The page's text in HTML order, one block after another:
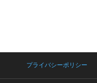
プライバシーポリシー